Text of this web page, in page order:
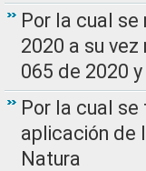
Por la cual se
2020 a su
065 de 2020
Por la cual
aplicación de
Natura